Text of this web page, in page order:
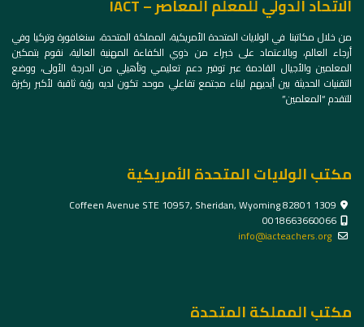
الاتحاد الدولي للمعلم المعاصر – IACT
من خلال مكاتبنا في الولايات المتحدة الأمريكية، المملكة المتحدة، سنغافورة وتركيا وفي
أرجاء العالم، وبالاعتماد على خبراء من ذوي الكفاءة المهنية العالية، نقوم بتمكين
المعلمين والأجيال القادمة عبر توفير دعم تعليمي وتأهيلي من الدرجة الأولى، ووضع
التقنيات الحديثة بين أيديهم لبناء مجتمع تفاعلي موحد تكون لديه رؤية ثاقبة لأكبر ركيزة
للتقدم “المعلمين”
مكتب الولايات المتحدة الأمريكية
1309 Coffeen Avenue STE 10957, Sheridan, Wyoming 82801
0018663660066
info@iacteachers.org
مكتب المملكة المتحدة